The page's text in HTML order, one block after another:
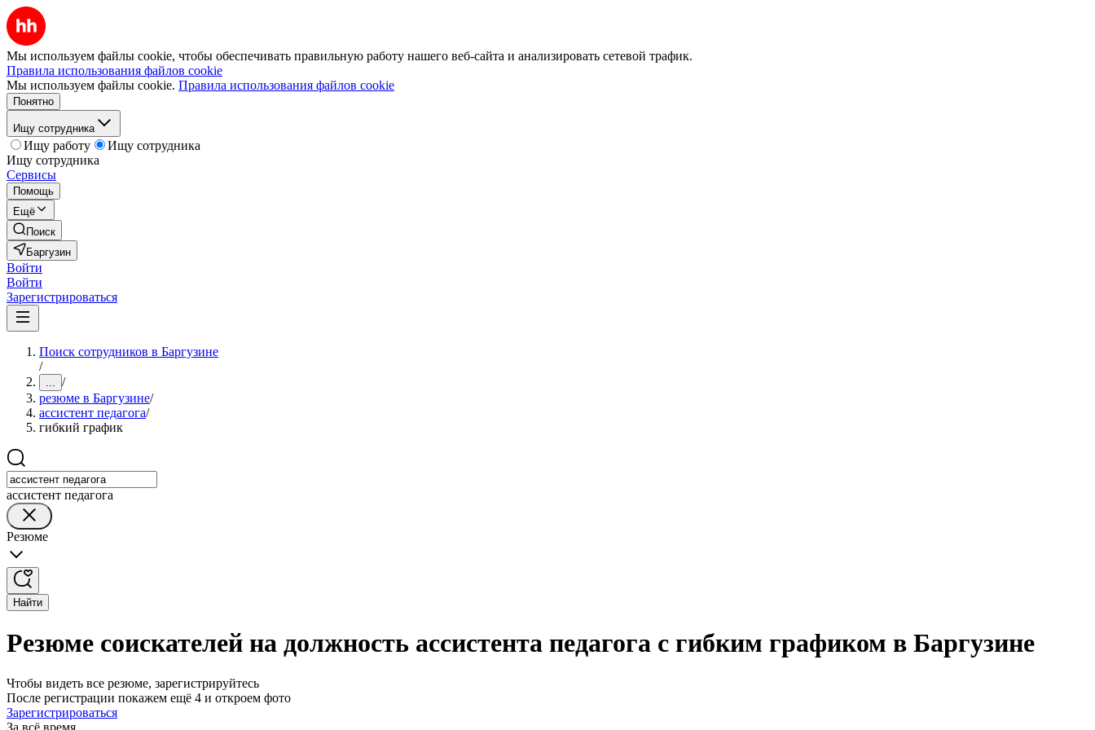
Мы используем файлы cookie, чтобы обеспечивать правильную работу нашего веб-сайта и анализировать сетевой трафик.
Правила использования файлов cookie
Мы используем файлы cookie. Правила использования файлов cookie
Понятно
Ищу сотрудника
Ищу работу
Ищу сотрудника
Ищу сотрудника
Сервисы
Помощь
Ещё
Поиск
Баргузин
Войти
Войти
Зарегистрироваться
Поиск сотрудников в Баргузине
/
... /
резюме в Баргузине/
ассистент педагога/
гибкий график
ассистент педагога
Резюме
Найти
Резюме соискателей на должность ассистента педагога с гибким графиком в Баргузине
Чтобы видеть все резюме, зарегистрируйтесь
После регистрации покажем ещё 4 и откроем фото
Зарегистрироваться
За всё время